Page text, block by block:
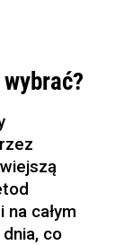
całym
co